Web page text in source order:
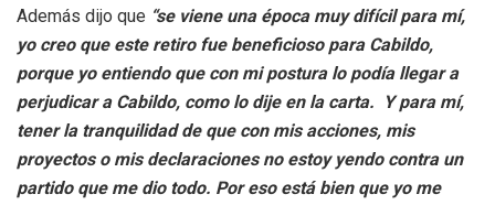
Además dijo que “se viene una época muy difícil para mí,
yo creo que este retiro fue beneficioso para Cabildo,
porque yo entiendo que con mi postura lo podía llegar a
perjudicar a Cabildo, como lo dije en la carta. Y para mí,
tener la tranquilidad de que con mis acciones, mis
proyectos o mis declaraciones no estoy yendo contra un
partido que me dio todo. Por eso está bien que yo me